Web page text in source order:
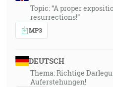
Topic: “A proper
resurrections!”
MP3
DEUTSCH
Thema: Richtige
Auferstehungen!